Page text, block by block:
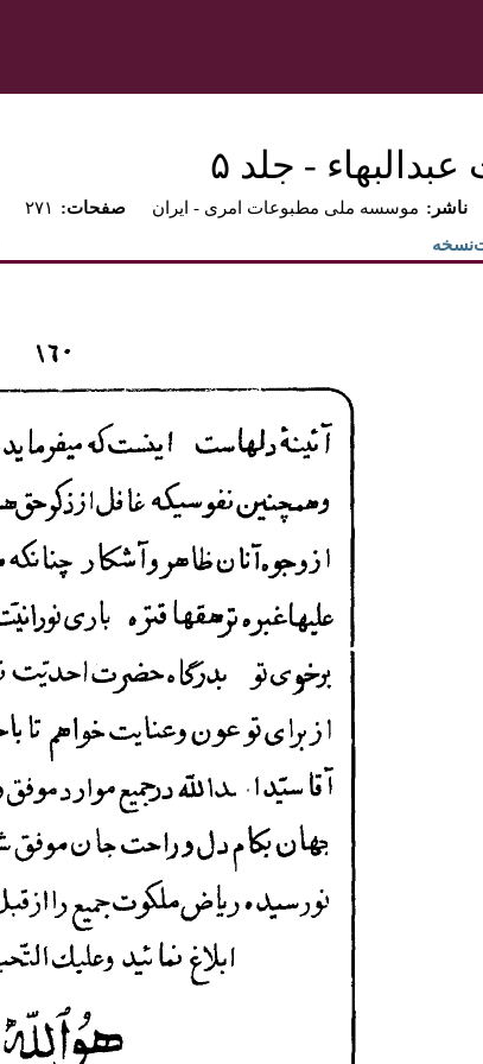
- جلد ۵
۲۷۱ :صفحات موسسه ملی مطبوعات امری - ايران :ناشر